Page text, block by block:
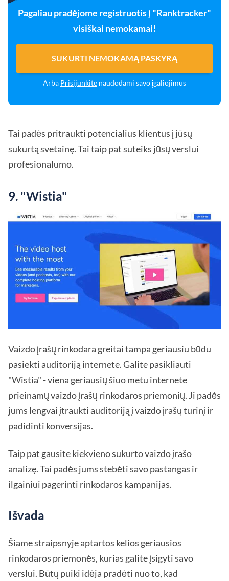
Pagaliau pradėjome registruotis į "Ranktracker"
visiškai nemokamai!
SUKURTI NEMOKAMĄ PASKYRĄ
Arba Prisijunkite naudodami savo įgaliojimus
Tai padės pritraukti potencialius klientus į jūsų
sukurtą svetainę. Tai taip pat suteiks jūsų verslui
profesionalumo.
9. "Wistia"
Vaizdo įrašų rinkodara greitai tampa geriausiu būdu
pasiekti auditoriją internete. Galite pasikliauti
"Wistia" - viena geriausių šiuo metu internete
prieinamų vaizdo įrašų rinkodaros priemonių. Ji padės
jums lengvai įtraukti auditoriją į vaizdo įrašų turinį ir
padidinti konversijas.
Taip pat gausite kiekvieno sukurto vaizdo įrašo
analizę. Tai padės jums stebėti savo pastangas ir
ilgainiui pagerinti rinkodaros kampanijas.
Išvada
Šiame straipsnyje aptartos kelios geriausios
rinkodaros priemonės, kurias galite įsigyti savo
verslui. Būtų puiki idėja pradėti nuo to, kad